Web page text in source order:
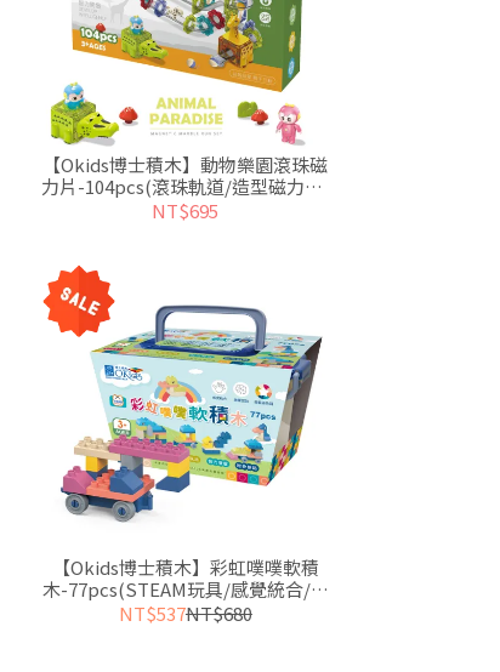
【Okids博士積木】動物樂園滾珠磁
力片-104pcs(滾珠軌道/造型磁力片/
動物造景玩具)
NT$695
【Okids博士積木】彩虹噗噗軟積
木-77pcs(STEAM玩具/感覺統合/附
收納箱)
NT$537NT$680